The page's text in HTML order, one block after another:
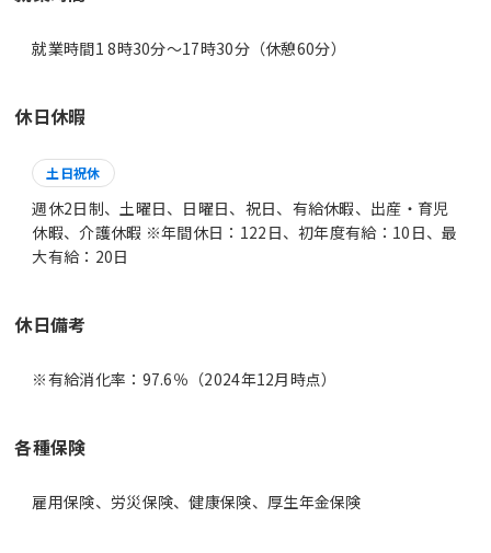
就業時間1 8時30分〜17時30分（休憩60分）
休日休暇
土日祝休
週休2日制、土曜日、日曜日、祝日、有給休暇、出産・育児
休暇、介護休暇 ※年間休日：122日、初年度有給：10日、最
大有給：20日
休日備考
※有給消化率：97.6％（2024年12月時点）
各種保険
雇用保険、労災保険、健康保険、厚生年金保険